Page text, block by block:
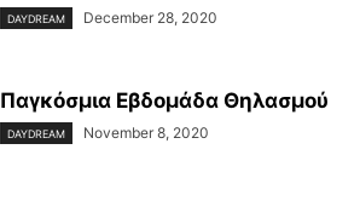
DAYDREAM December 28, 2020
Παγκόσμια Εβδομάδα Θηλασμού
DAYDREAM November 8, 2020